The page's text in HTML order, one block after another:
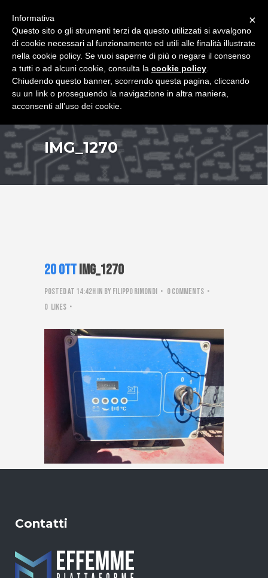
IMG_1270
20 OttIMG_1270
Posted at 14:42hin by Filippo Rimondi
0 Comments
0 Likes
Contatti
×
Informativa
Questo sito o gli strumenti terzi da questo utilizzati si avvalgono
di cookie necessari al funzionamento ed utili alle finalità illustrate
nella cookie policy. Se vuoi saperne di più o negare il consenso
a tutti o ad alcuni cookie, consulta la cookie policy
Chiudendo questo banner, scorrendo questa pagina, cliccando
su un link o proseguendo la navigazione in altra maniera,
acconsenti all’uso dei cookie.